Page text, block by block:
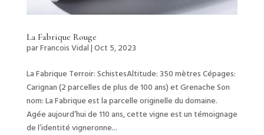
La Fabrique Rouge
parFrancois Vidal | Oct 5, 2023
La Fabrique Terroir: SchistesAltitude: 350 mètres Cépages:
Carignan (2 parcelles de plus de 100 ans) et Grenache Son
nom: La Fabrique est la parcelle originelle du domaine.
Agée aujourd’hui de 110 ans, cette vigne est un témoignage
de l’identité vigneronne...